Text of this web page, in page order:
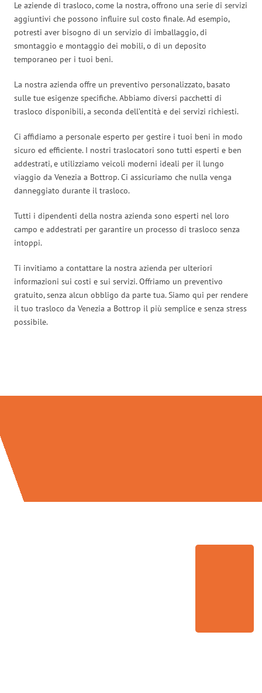
Le aziende di trasloco, come la nostra, offrono una serie di servizi
aggiuntivi che possono influire sul costo finale. Ad esempio,
potresti aver bisogno di un servizio di imballaggio, di
smontaggio e montaggio dei mobili, o di un deposito
temporaneo per i tuoi beni.
La nostra azienda offre un preventivo personalizzato, basato
sulle tue esigenze specifiche. Abbiamo diversi pacchetti di
trasloco disponibili, a seconda dell’entità e dei servizi richiesti.
Ci affidiamo a personale esperto per gestire i tuoi beni in modo
sicuro ed efficiente. I nostri traslocatori sono tutti esperti e ben
addestrati, e utilizziamo veicoli moderni ideali per il lungo
viaggio da Venezia a Bottrop. Ci assicuriamo che nulla venga
danneggiato durante il trasloco.
Tutti i dipendenti della nostra azienda sono esperti nel loro
campo e addestrati per garantire un processo di trasloco senza
intoppi.
Ti invitiamo a contattare la nostra azienda per ulteriori
informazioni sui costi e sui servizi. Offriamo un preventivo
gratuito, senza alcun obbligo da parte tua. Siamo qui per rendere
il tuo trasloco da Venezia a Bottrop il più semplice e senza stress
possibile.